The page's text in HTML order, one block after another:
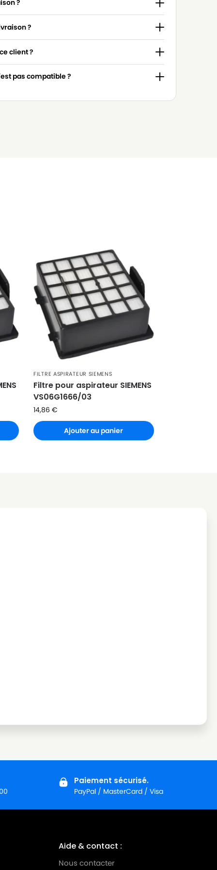
?
?
client ?
pas compatible ?
FILTRE ASPIRATEUR SIEMENS
Filtre pour aspirateur SIEMENS
VS06G1666/03
14,86€
Ajouter au panier
Paiement sécurisé.
PayPal / MasterCard / Visa
Aide & contact :
Nous contacter